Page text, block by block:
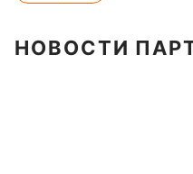
НОВОСТИ